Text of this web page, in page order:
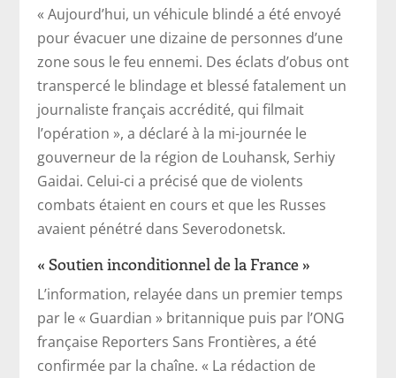
« Aujourd’hui, un véhicule blindé a été envoyé
pour évacuer une dizaine de personnes d’une
zone sous le feu ennemi. Des éclats d’obus ont
transpercé le blindage et blessé fatalement un
journaliste français accrédité, qui filmait
l’opération », a déclaré à la mi-journée le
gouverneur de la région de Louhansk, Serhiy
Gaidai. Celui-ci a précisé que de violents
combats étaient en cours et que les Russes
avaient pénétré dans Severodonetsk.
« Soutien inconditionnel de la France »
L’information, relayée dans un premier temps
par le « Guardian » britannique puis par l’ONG
française Reporters Sans Frontières, a été
confirmée par la chaîne. « La rédaction de